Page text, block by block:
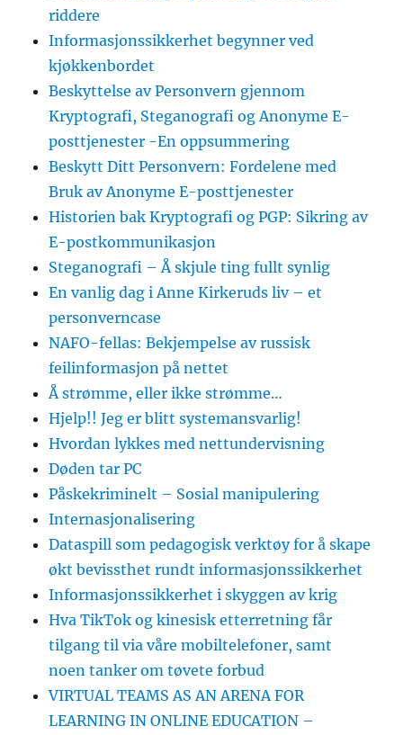
riddere
Informasjonssikkerhet begynner ved
kjøkkenbordet
Beskyttelse av Personvern gjennom
Kryptografi, Steganografi og Anonyme E-
posttjenester -En oppsummering
Beskytt Ditt Personvern: Fordelene med
Bruk av Anonyme E-posttjenester
Historien bak Kryptografi og PGP: Sikring av
E-postkommunikasjon
Steganografi – Å skjule ting fullt synlig
En vanlig dag i Anne Kirkeruds liv – et
personverncase
NAFO-fellas: Bekjempelse av russisk
feilinformasjon på nettet
Å strømme, eller ikke strømme…
Hjelp!! Jeg er blitt systemansvarlig!
Hvordan lykkes med nettundervisning
Døden tar PC
Påskekriminelt – Sosial manipulering
Internasjonalisering
Dataspill som pedagogisk verktøy for å skape
økt bevissthet rundt informasjonssikkerhet
Informasjonssikkerhet i skyggen av krig
Hva TikTok og kinesisk etterretning får
tilgang til via våre mobiltelefoner, samt
noen tanker om tøvete forbud
VIRTUAL TEAMS AS AN ARENA FOR
LEARNING IN ONLINE EDUCATION –